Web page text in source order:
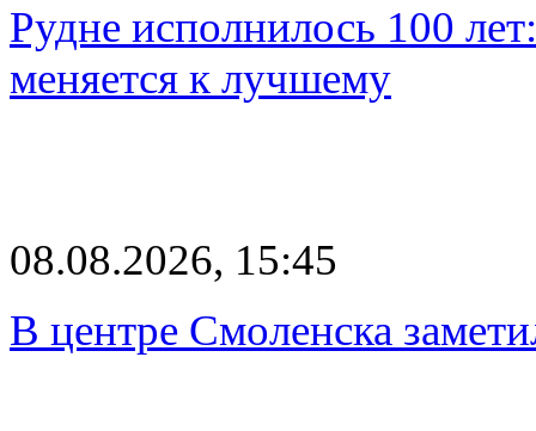
Рудне исполнилось 100
меняется к лучшему
08.08.2026, 15:45
В центре Смоленска